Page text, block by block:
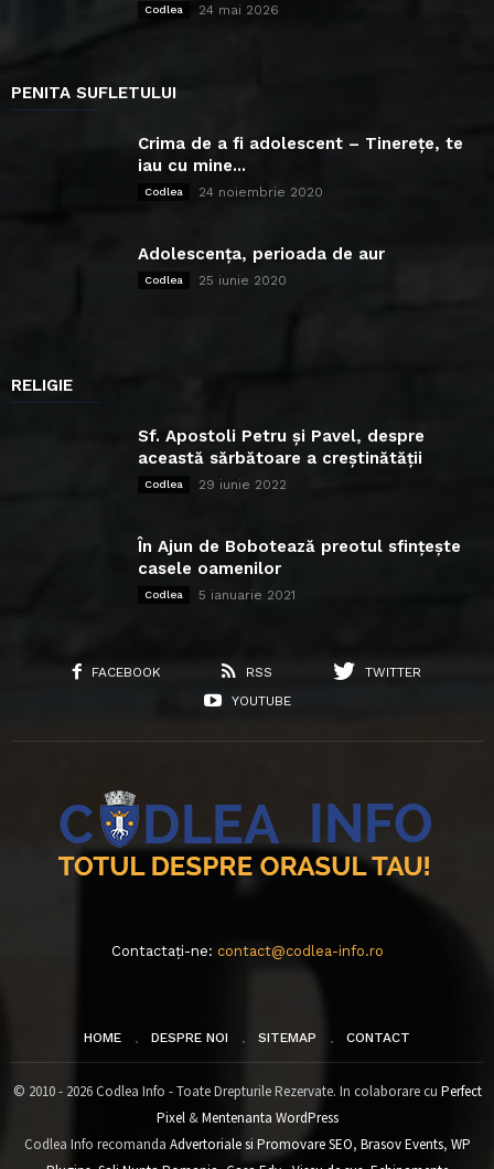
Codlea 24 mai 2026
PENITA SUFLETULUI
Crima de a fi adolescent – Tinerețe, te
iau cu mine...
Codlea 24 noiembrie 2020
Adolescența, perioada de aur
Codlea 25 iunie 2020
RELIGIE
Sf. Apostoli Petru și Pavel, despre
această sărbătoare a creștinătății
Codlea 29 iunie 2022
În Ajun de Bobotează preotul sfințește
casele oamenilor
Codlea 5 ianuarie 2021
FACEBOOK RSS
TWITTER
YOUTUBE
Contactați-ne: contact@codlea-info.ro
HOME DESPRE NOI SITEMAP CONTACT
© 2010 - 2026 Codlea Info - Toate Drepturile Rezervate. In colaborare cu Perfect
Pixel&Mentenanta WordPress
Codlea Info recomanda Advertoriale si Promovare SEO, Brasov Events, WP